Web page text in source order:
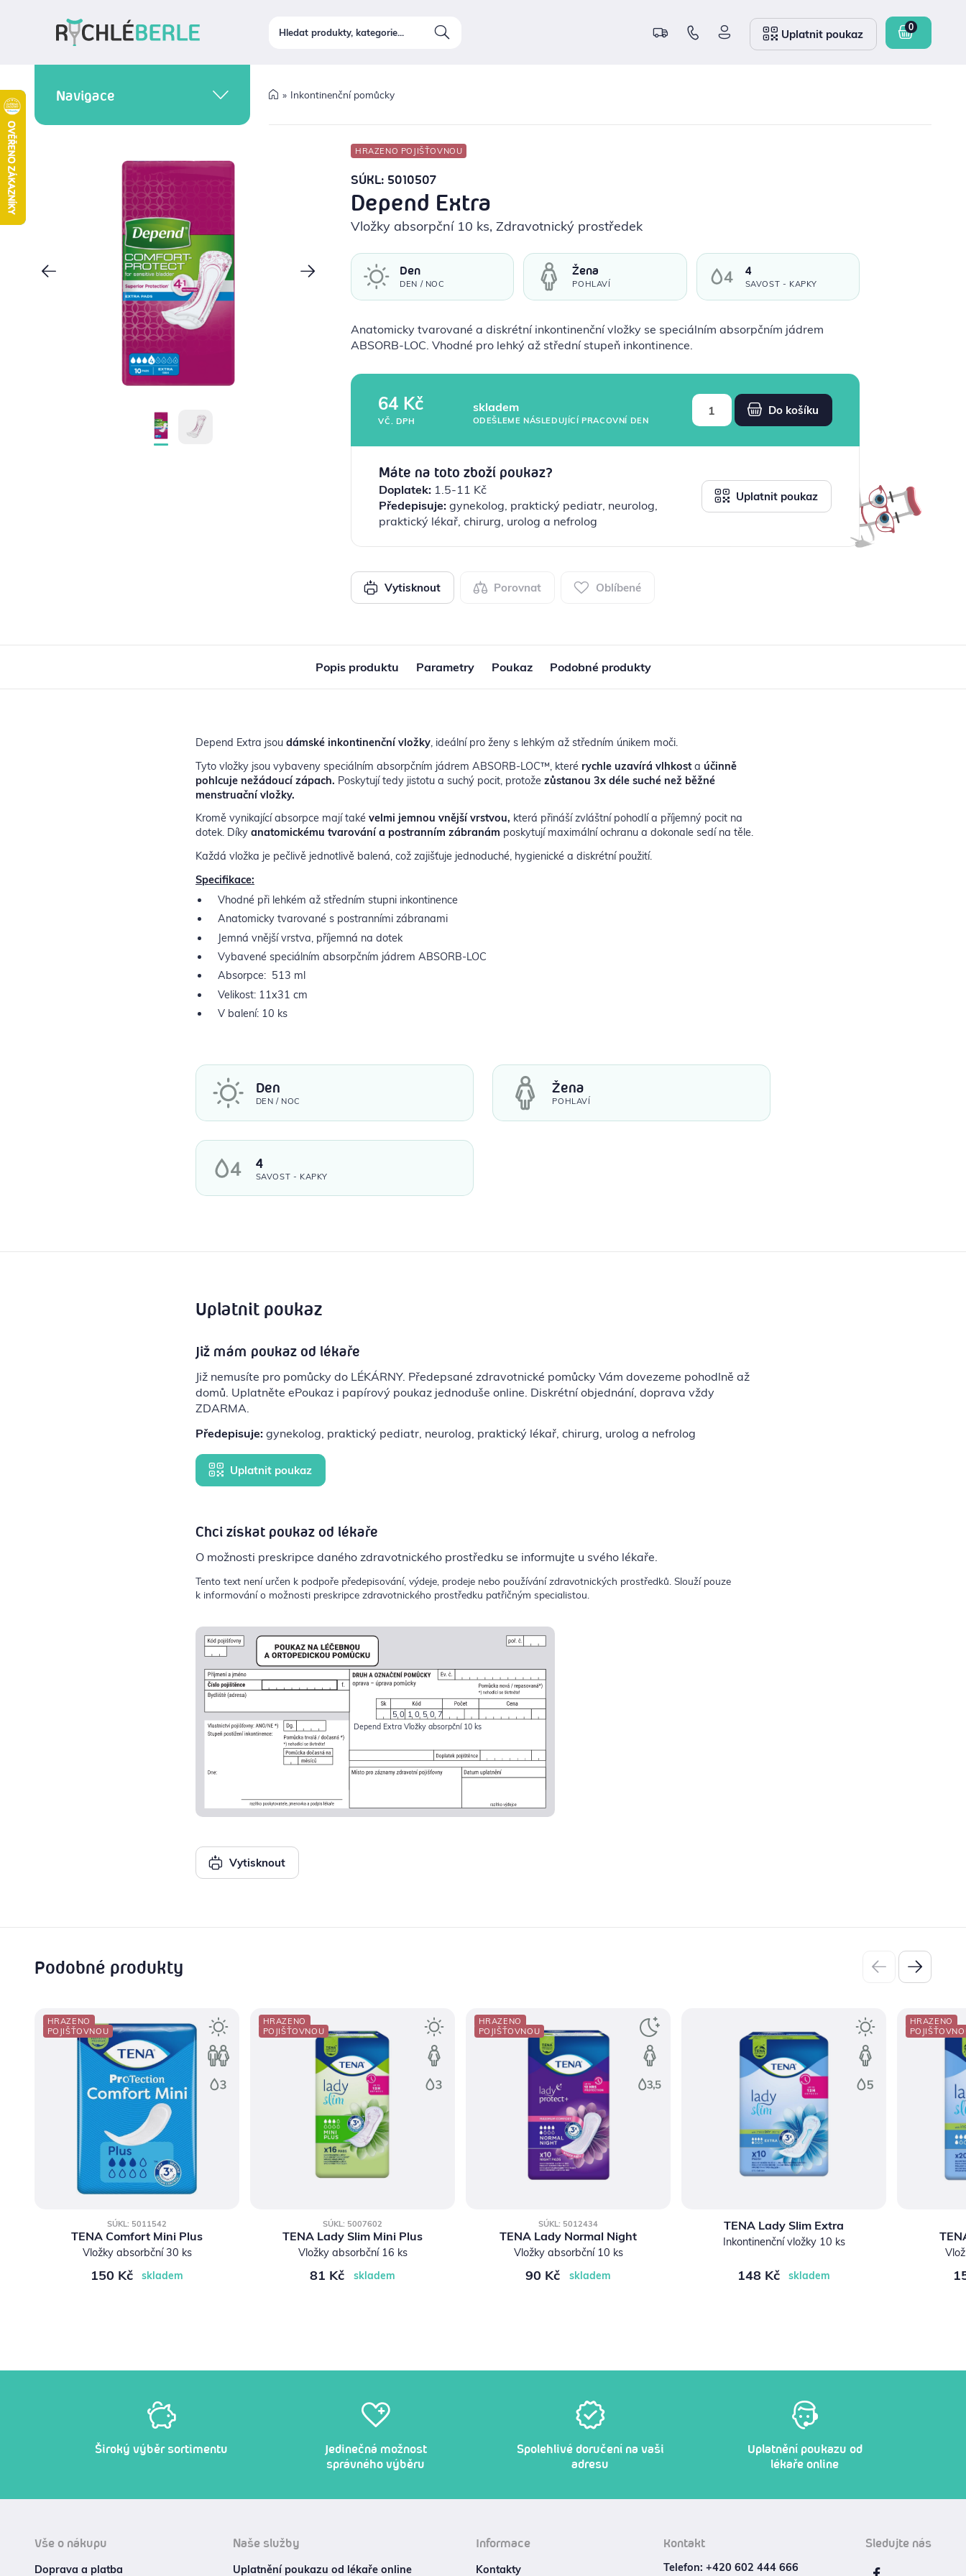
Uplatnit poukaz
Navigace
PROBLÉMY S POHYBEM
CHODÍTKA
ORTÉZY A BANDÁŽE
PROBLÉMY S CHODIDLY
HOJENÍ RAN
KOMPRESNÍ POMŮCKY
POTŘEBY PRO DIABETIKY
STOMICKÉ POMŮCKY
Inkontinenční pomůcky
HRAZENO POJIŠŤOVNOU
SÚKL: 5010507
Depend Extra
Vložky absorpční 10 ks, Zdravotnický prostředek
Den
DEN / NOC
Žena
POHLAVÍ
4
SAVOST - KAPKY
Anatomicky tvarované a diskrétní inkontinenční vložky se speciálním absorpčním jádrem
ABSORB-LOC. Vhodné pro lehký až střední stupeň inkontinence.
64 Kč
VČ. DPH
skladem
ODEŠLEME NÁSLEDUJÍCÍ PRACOVNÍ DEN
Do košíku
Máte na toto zboží poukaz?
Doplatek: 1.5-11 Kč
Předepisuje: gynekolog, praktický pediatr, neurolog,
praktický lékař, chirurg, urolog a nefrolog
Uplatnit poukaz
Vytisknout Porovnat Oblíbené
Popis produktu Parametry Poukaz Podobné produkty
Depend Extra jsou dámské inkontinenční vložky, ideální pro ženy s lehkým až středním únikem moči.
Tyto vložky jsou vybaveny speciálním absorpčním jádrem ABSORB-LOC™, které rychle uzavírá vlhkosta účinně
pohlcuje nežádoucí zápach. Poskytují tedy jistotu a suchý pocit, protože zůstanou 3x déle suché než běžné
menstruační vložky.
Kromě vynikající absorpce mají také velmi jemnou vnější vrstvou, která přináší zvláštní pohodlí a příjemný pocit na
dotek. Díky anatomickému tvarování a postranním zábranám poskytují maximální ochranu a dokonale sedí na těle.
Každá vložka je pečlivě jednotlivě balená, což zajišťuje jednoduché, hygienické a diskrétní použití.
Specifikace:
Vhodné při lehkém až středním stupni inkontinence
Anatomicky tvarované s postranními zábranami
Jemná vnější vrstva, příjemná na dotek
Vybavené speciálním absorpčním jádrem ABSORB-LOC
Absorpce: 513 ml
Velikost: 11x31 cm
V balení: 10 ks
Den
DEN / NOC
Žena
POHLAVÍ
4
SAVOST - KAPKY
Uplatnit poukaz
Již mám poukaz od lékaře
Již nemusíte pro pomůcky do LÉKÁRNY. Předepsané zdravotnické pomůcky Vám dovezeme pohodlně až
domů. Uplatněte ePoukaz i papírový poukaz jednoduše online. Diskrétní objednání, doprava vždy
ZDARMA.
Předepisuje: gynekolog, praktický pediatr, neurolog, praktický lékař, chirurg, urolog a nefrolog
Uplatnit poukaz
Chci získat poukaz od lékaře
O možnosti preskripce daného zdravotnického prostředku se informujte u svého lékaře.
Tento text není určen k podpoře předepisování, výdeje, prodeje nebo používání zdravotnických prostředků. Slouží pouze
k informování o možnosti preskripce zdravotnického prostředku patřičným specialistou.
5010507
Depend Extra Vložky absorpční 10 ks
Vytisknout
Podobné produkty
HRAZENO
POJIŠŤOVNOU
SÚKL: 5011542
TENA Comfort Mini Plus
Vložky absorbční 30 ks
150 Kč skladem
HRAZENO
POJIŠŤOVNOU
SÚKL: 5007602
TENA Lady Slim Mini Plus
Vložky absorbční 16 ks
81 Kč skladem
HRAZENO
POJIŠŤOVNOU
SÚKL: 5012434
TENA Lady Normal Night
Vložky absorbční 10 ks
90 Kč skladem
TENA Lady Slim Extra
Inkontinenční vložky 10 ks
148 Kč skladem
HRAZENO
Široký výběr sortimentu
Jedinečná možnost
správného výběru
Spolehlivé doručení na vaši
adresu
Uplatnění poukazu od
lékaře online
Vše o nákupu
Doprava a platba
Naše služby
Uplatnění poukazu od lékaře online
Informace
Kontakty
Kontakt
Telefon: +420 602 444 666
Sledujte nás